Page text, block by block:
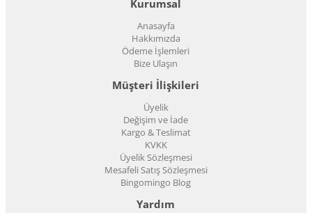
Kurumsal
Anasayfa
Hakkımızda
Ödeme İşlemleri
Bize Ulaşın
Müşteri İlişkileri
Üyelik
Değişim ve İade
Kargo & Teslimat
KVKK
Üyelik Sözleşmesi
Mesafeli Satış Sözleşmesi
Bingomingo Blog
Yardım